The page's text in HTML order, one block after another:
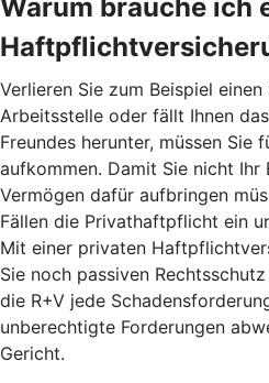
Warum brauche ich
Verlieren Sie zum Beispiel
Arbeitsstelle oder fällt Ihnen
Freundes herunter, müssen Sie
aufkommen. Damit Sie nicht
Vermögen dafür aufbringen
Fällen die Privathaftpflicht ein
Mit einer privaten
Sie noch passiven
die R+V jede
unberechtigte Forderungen
Gericht.